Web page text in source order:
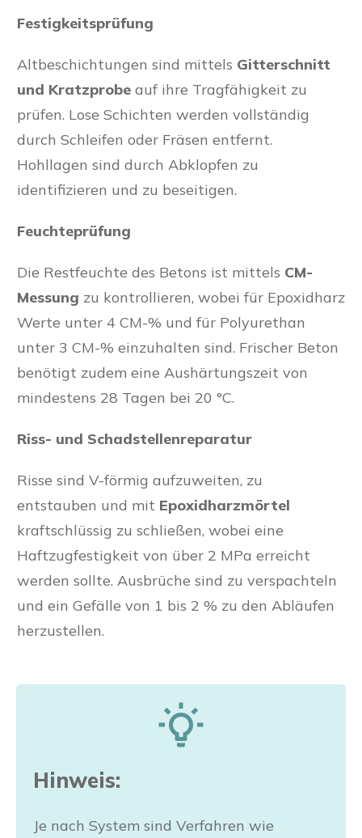
Festigkeitsprüfung
Altbeschichtungen sind mittels Gitterschnitt
und Kratzprobe auf ihre Tragfähigkeit zu
prüfen. Lose Schichten werden vollständig
durch Schleifen oder Fräsen entfernt.
Hohllagen sind durch Abklopfen zu
identifizieren und zu beseitigen.
Feuchteprüfung
Die Restfeuchte des Betons ist mittels CM-
Messung zu kontrollieren, wobei für Epoxidharz
Werte unter 4 CM-% und für Polyurethan
unter 3 CM-% einzuhalten sind. Frischer Beton
benötigt zudem eine Aushärtungszeit von
mindestens 28 Tagen bei 20 °C.
Riss- und Schadstellenreparatur
Risse sind V-förmig aufzuweiten, zu
entstauben und mit Epoxidharzmörtel
kraftschlüssig zu schließen, wobei eine
Haftzugfestigkeit von über 2 MPa erreicht
werden sollte. Ausbrüche sind zu verspachteln
und ein Gefälle von 1 bis 2 % zu den Abläufen
herzustellen.
Hinweis:
Je nach System sind Verfahren wie